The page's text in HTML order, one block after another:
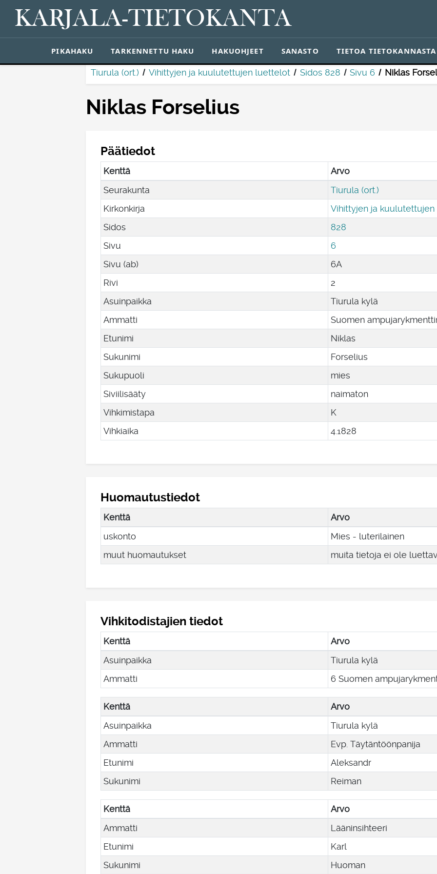
KARJALA-TIETOKANTA
PIKAHAKU TARKENNETTU HAKU HAKUOHJEET SANASTO TIETOA TIETOKANNASTA
Tiurula (ort.) Vihittyjen ja kuulutettujen luettelot Sidos 828 Sivu 6 Niklas
Niklas Forselius
Päätiedot
Kenttä
Arvo
Seurakunta
Tiurula (ort.)
Kirkonkirja
Vihittyjen ja
Sidos
828
Sivu
6
Sivu (ab)
6A
Rivi
2
Asuinpaikka
Tiurula kylä
Ammatti
Suomen
Etunimi
Niklas
Sukunimi
Forselius
Sukupuoli
mies
Siviilisääty
naimaton
Vihkimistapa
K
Vihkiaika
4.1828
Huomautustiedot
Kenttä
Arvo
uskonto
Mies - luterilainen
muut huomautukset
muita tietoja ei ole
Vihkitodistajien tiedot
Kenttä
Arvo
Asuinpaikka
Tiurula kylä
Ammatti
6 Suomen
Kenttä
Arvo
Asuinpaikka
Tiurula kylä
Ammatti
Evp. Täytäntöönpanija
Etunimi
Aleksandr
Sukunimi
Reiman
Kenttä
Arvo
Ammatti
Lääninsihteeri
Etunimi
Karl
Sukunimi
Huoman